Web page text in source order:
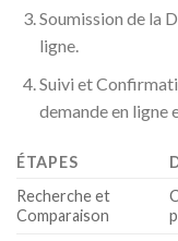
Soumission de la
ligne.
Suivi et
demande en ligne
ÉTAPES
Recherche et
Comparaison